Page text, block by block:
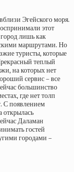
Эгейского моря.
этот
лишь как
маршрутами. Но
туристы, которые
теплый
на которых нет
сервис – все
большинство
где нет толп
С появлением
открылась
Даламан
гостей
городами –